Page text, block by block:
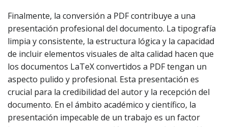
Finalmente, la conversión a PDF contribuye a una
presentación profesional del documento. La tipografía
limpia y consistente, la estructura lógica y la capacidad
de incluir elementos visuales de alta calidad hacen que
los documentos LaTeX convertidos a PDF tengan un
aspecto pulido y profesional. Esta presentación es
crucial para la credibilidad del autor y la recepción del
documento. En el ámbito académico y científico, la
presentación impecable de un trabajo es un factor